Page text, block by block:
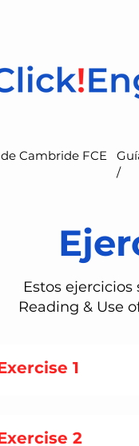
Cambride FCE
/
Estos
Reading & Use
1
2